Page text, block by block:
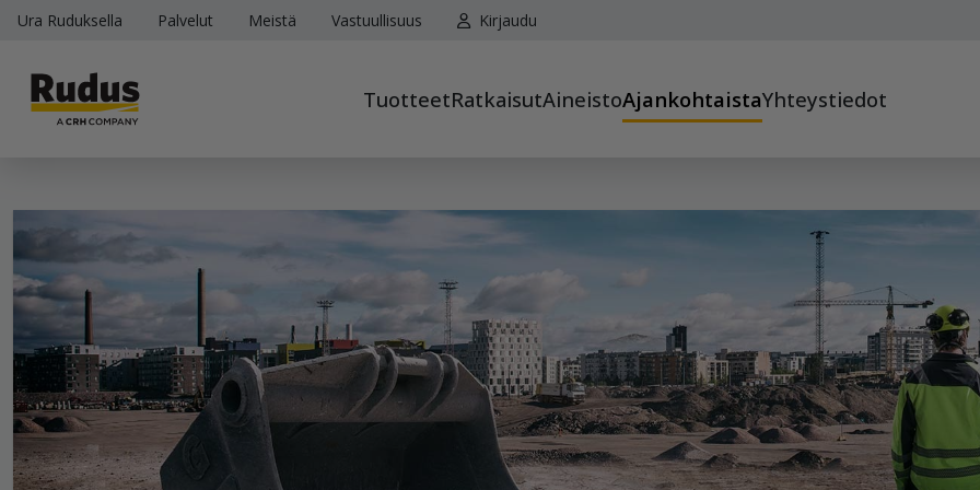
Ura Ruduksella Palvelut Meistä Vastuullisuus Kirjaudu
TuotteetRatkaisutAineistoAjankohtaistaYhteystiedot